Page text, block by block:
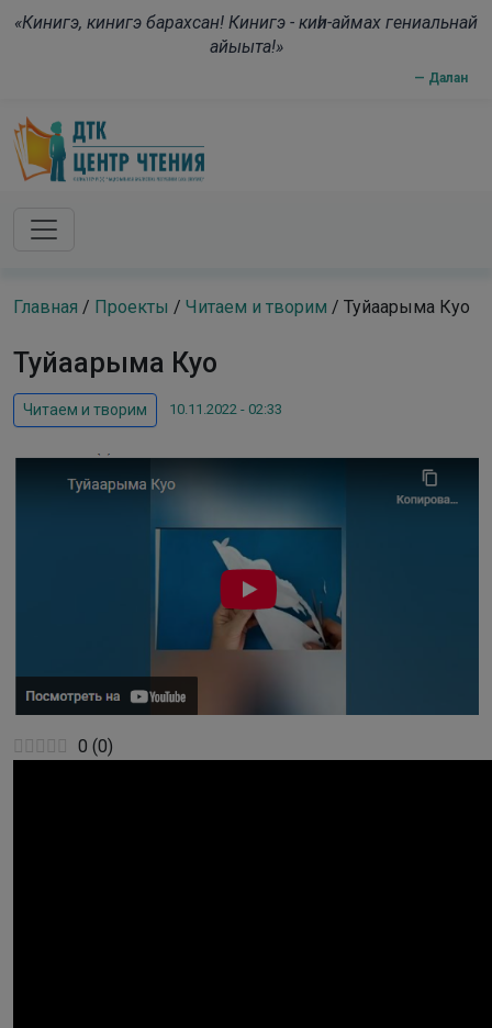
«Кинигэ, кинигэ барахсан! Кинигэ - киһи-аймах гениальнай
айыыта!»
— Далан
Skip to main content
Главная / Проекты / Читаем и творим / Туйаарыма Куо
Туйаарыма Куо
Читаем и творим 10.11.2022 - 02:33
0 (0)
modal-check